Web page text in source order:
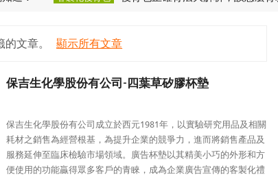
文章。 顯示所有文章
保吉生化學股份有公司-四葉草矽膠杯墊
保吉生化學股份有公司成立於西元1981年，以實驗研究用品及相關
耗材之銷售為經營根基，為提升企業的競爭力，進而將銷售產品及
服務延伸至臨床檢驗市場領域。廣告杯墊以其精美小巧的外形和方
便使用的功能贏得眾多客戶的青睞，成為企業廣告宣傳的客製化禮